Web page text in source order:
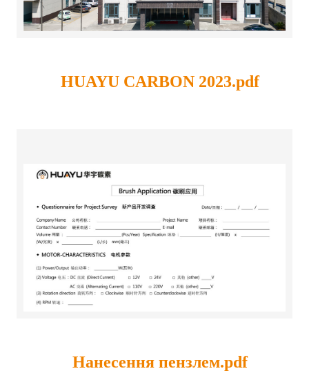
HUAYU CARBON 2023.pdf
Нанесення пензлем.pdf